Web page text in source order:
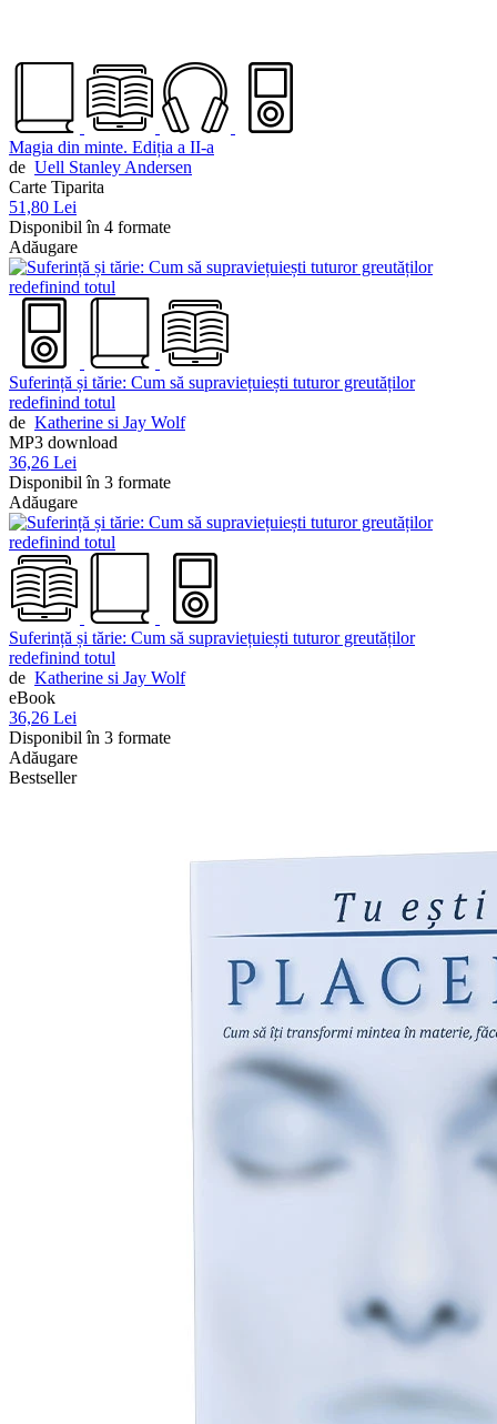
Magia din minte. Ediția a II-a
de Uell Stanley Andersen
Carte Tiparita
51,80 Lei
Disponibil în 4 formate
Adăugare
Suferință și tărie: Cum să supraviețuiești tuturor greutăților
redefinind totul
de Katherine si Jay Wolf
MP3 download
36,26 Lei
Disponibil în 3 formate
Adăugare
Suferință și tărie: Cum să supraviețuiești tuturor greutăților
redefinind totul
de Katherine si Jay Wolf
eBook
36,26 Lei
Disponibil în 3 formate
Adăugare
Bestseller